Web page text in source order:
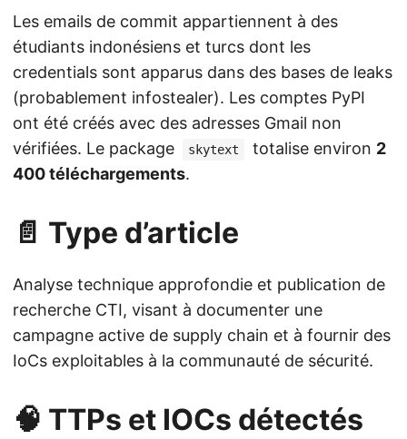
Les emails de commit appartiennent à des
étudiants indonésiens et turcs dont les
credentials sont apparus dans des bases de leaks
(probablement infostealer). Les comptes PyPI
ont été créés avec des adresses Gmail non
vérifiées. Le package
skytext totalise environ 2
400 téléchargements.
📄 Type d’article
Analyse technique approfondie et publication de
recherche CTI, visant à documenter une
campagne active de supply chain et à fournir des
IoCs exploitables à la communauté de sécurité.
🧠 TTPs et IOCs détectés